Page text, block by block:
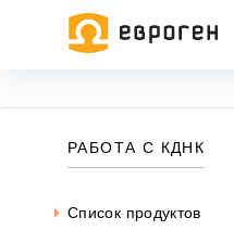
РАБОТА С КДНК
Список продуктов